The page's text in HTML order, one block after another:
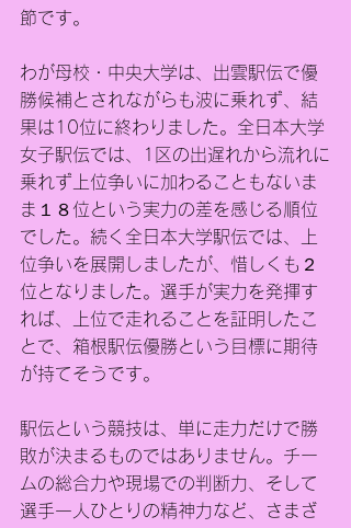
節です。
わが母校・中央大学は、出雲駅伝で優
勝候補とされながらも波に乗れず、結
果は10位に終わりました。全日本大学
女子駅伝では、1区の出遅れから流れに
乗れず上位争いに加わることもないま
ま１８位という実力の差を感じる順位
でした。続く全日本大学駅伝では、上
位争いを展開しましたが、惜しくも２
位となりました。選手が実力を発揮す
れば、上位で走れることを証明したこ
とで、箱根駅伝優勝という目標に期待
が持てそうです。
駅伝という競技は、単に走力だけで勝
敗が決まるものではありません。チー
ムの総合力や現場での判断力、そして
選手一人ひとりの精神力など、さまざ